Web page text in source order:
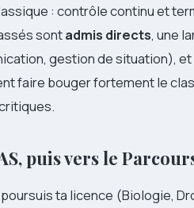
: contrôle continu et
sontadmis directs, une
gestion de situation),
faire bouger fortement le
puis vers le
poursuis ta licence (Biologie,